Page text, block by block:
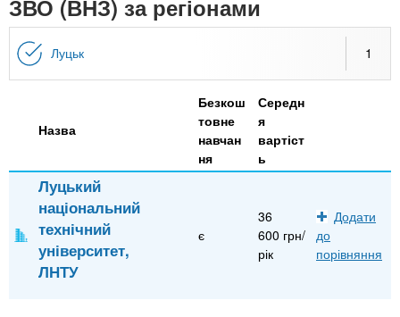
n
t
.
i
n
и
а
в
За кордоном
ЗВО (ВНЗ) за регіонами
Луцьк 1
Назва
Безкош
товне
навчан
ня
Середн
я
вартіст
ь
Луцький
національний
технічний
університет,
ЛНТУ
є
36
600 грн/
рік
Додати
до
порівняння